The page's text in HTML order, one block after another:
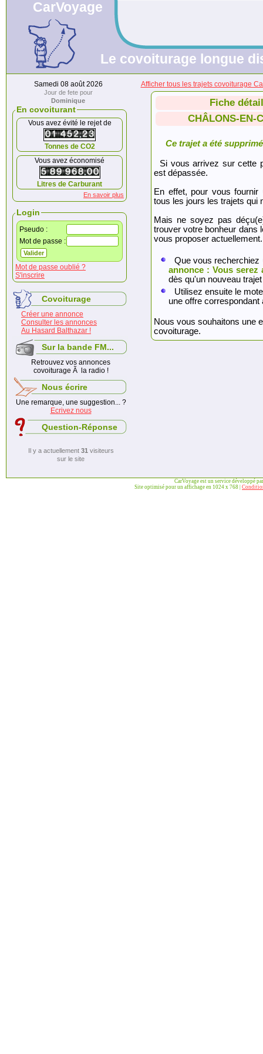
CarVoyage
Le covoiturage longue
Samedi 08 août 2026
Jour de fete pour
Dominique
En covoiturant
Vous avez évité le rejet de
Tonnes de CO2
Vous avez économisé
Litres de Carburant
En savoir plus
Login
Pseudo :
Mot de passe :
Mot de passe oublié ?
S'inscrire
Covoiturage
Créer une annonce
Consulter les annonces
Au Hasard Balthazar !
Sur la bande FM...
Retrouvez vos annonces
covoiturage Ã la radio !
Nous écrire
Une remarque, une suggestion... ?
Ecrivez nous
Question-Réponse
Il y a actuellement 31 visiteurs
sur le site
Afficher tous les trajets covoiturage
Fiche
CHÂLONS-EN-
Ce trajet a été
Si vous arrivez sur cette
est dépassée.
En effet, pour vous fournir
tous les jours les trajets qui
Mais ne soyez pas
trouver votre bonheur dans
vous proposer actuellement.
Que vous
annonce : Vous serez
dès qu'un nouveau
Utilisez ensuite le
une offre
Nous vous souhaitons une
covoiturage.
CarVoyage est un service développé
Site optimisé pour un affichage en 1024 x 768 |